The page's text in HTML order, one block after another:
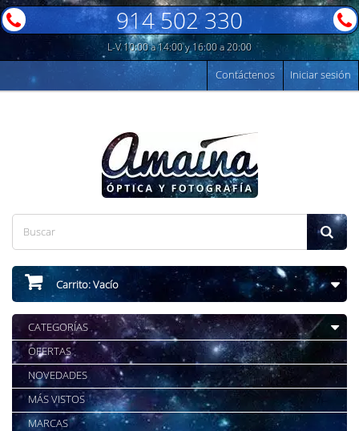
914 502 330
L-V 10:00 a 14:00 y 16:00 a 20:00
Iniciar sesión
Contáctenos
Carrito:Vacío
CATEGORÍAS
OFERTAS
NOVEDADES
MÁS VISTOS
MARCAS